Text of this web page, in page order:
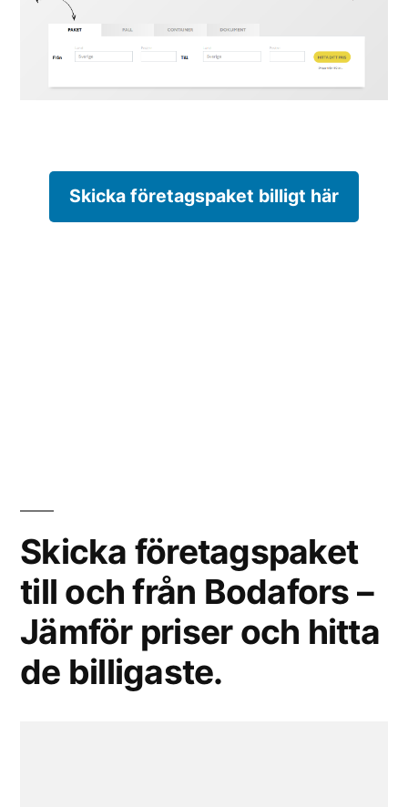
Skicka företagspaket billigt här
Skicka företagspaket
till och från Bodafors –
Jämför priser och hitta
de billigaste.